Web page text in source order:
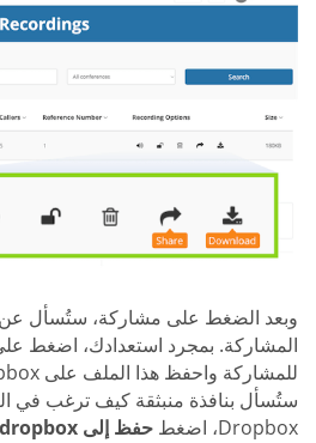
وبعد الضغط على مشاركة، ستُسأل
المشاركة. بمجرد استعدادك، اضغط
ستُسأل بنافذة منبثقة كيف ترغب في
Dropbox، اضغط
حفظ إلى dropbox